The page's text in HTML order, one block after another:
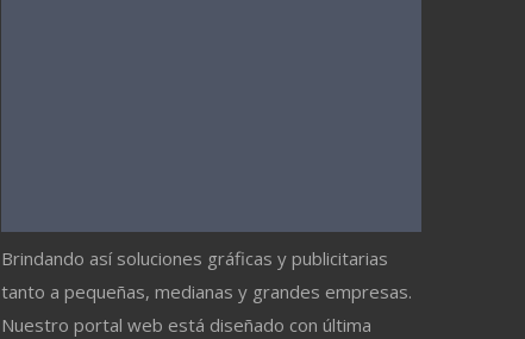
Brindando así soluciones gráficas y publicitarias
tanto a pequeñas, medianas y grandes empresas.
Nuestro portal web está diseñado con última